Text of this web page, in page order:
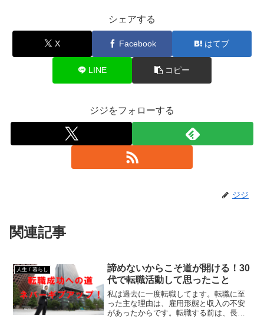
シェアする
X Facebook はてブ
LINE コピー
ジジをフォローする
ジジ
関連記事
人生 / 暮らし
諦めないからこそ道が開ける！30
代で転職活動して思ったこと
私は過去に一度転職してます。転職に至
った主な理由は、雇用形態と収入の不安
があったからです。転職する前は、長い